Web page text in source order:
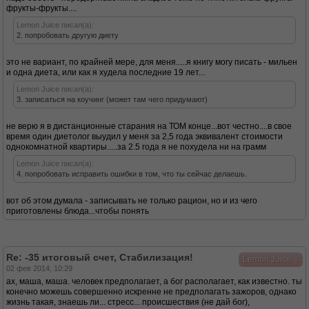
фрукты-фрукты....
Lemon Juice писал(а):
2. попробовать другую диету
это не вариант, по крайней мере, для меня.....я книгу могу писать - мильен
и одна диета, или как я худела последние 19 лет...
Lemon Juice писал(а):
3. записаться на коучинг (может там чего придумают)
не верю я в дистанционные старания на ТОМ конце...вот честно....в свое
время один диетолог выудил у меня за 2,5 года эквивалент стоимости
однокомнатной квартиры.....за 2.5 года я не похудела ни на грамм
Lemon Juice писал(а):
4. попробовать исправить ошибки в том, что ты сейчас делаешь.
вот об этом думала - записывать не только рацион, но и из чего
приготовлены блюда...чтобы понять
Lemon Juice
Re: -35 итоговый счет, Стабилизация!
02 фев 2014, 10:29
ах, маша, маша. человек предполагает, а бог располагает, как известно. ты
конечно можешь совершенно искренне не предполагать зажоров, однако
жизнь такая, знаешь ли... стресс... происшествия (не дай бог),